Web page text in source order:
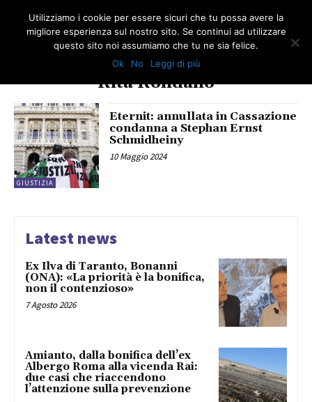
Rita Rondano
GIUSTIZIA
Eternit: annullata in Cassazione
condanna a Stephan Ernst
Schmidheiny
10 Maggio 2024
Latest news
Ex Ilva di Taranto, Bonanni
(ONA): «La priorità è la bonifica,
non il contenzioso»
7 Agosto 2026
Amianto, dalla bonifica dell’ex
Albergo Roma alla vicenda Rai:
due casi che riaccendono
l’attenzione sulla prevenzione
Utilizziamo i cookie per essere sicuri che tu possa avere la
migliore esperienza sul nostro sito. Se continui ad utilizzare
questo sito noi assumiamo che tu ne sia felice.
Ok
No Leggi di più